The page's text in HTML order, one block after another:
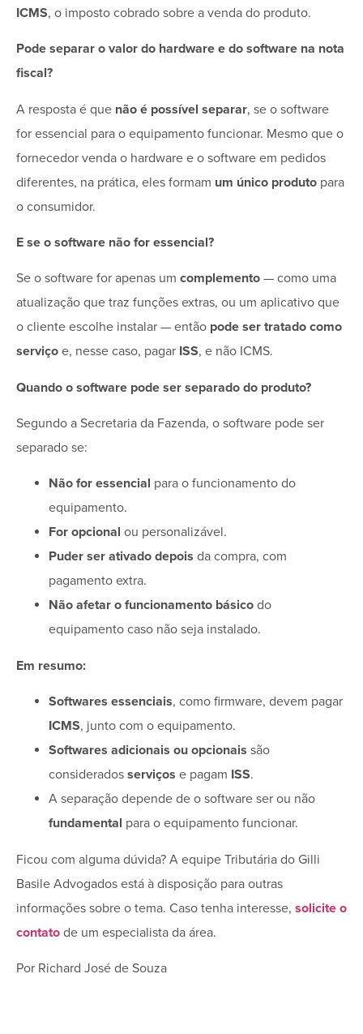
ICMS, o imposto cobrado sobre a venda do produto.
Pode separar o valor do hardware e do software na nota
fiscal?
A resposta é que não é possível separar, se o software
for essencial para o equipamento funcionar. Mesmo que o
fornecedor venda o hardware e o software em pedidos
diferentes, na prática, eles formam um único produto para
o consumidor.
E se o software não for essencial?
Se o software for apenas um complemento — como uma
atualização que traz funções extras, ou um aplicativo que
o cliente escolhe instalar — então pode ser tratado como
serviço e, nesse caso, pagar ISS, e não ICMS.
Quando o software pode ser separado do produto?
Segundo a Secretaria da Fazenda, o software pode ser
separado se:
Não for essencial para o funcionamento do
equipamento.
For opcional ou personalizável.
Puder ser ativado depois da compra, com
pagamento extra.
Não afetar o funcionamento básico do
equipamento caso não seja instalado.
Em resumo:
Softwares essenciais, como firmware, devem pagar
ICMS, junto com o equipamento.
Softwares adicionais ou opcionais são
considerados serviços e pagam ISS.
A separação depende de o software ser ou não
fundamental para o equipamento funcionar.
Ficou com alguma dúvida? A equipe Tributária do Gilli
Basile Advogados está à disposição para outras
informações sobre o tema. Caso tenha interesse, solicite o
contato de um especialista da área.
Por Richard José de Souza